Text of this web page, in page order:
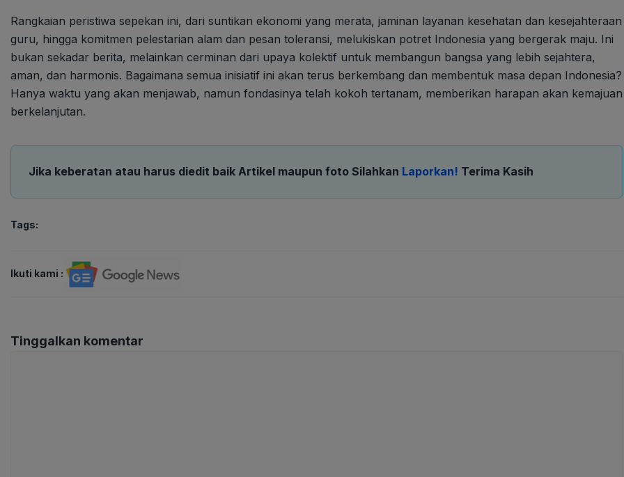
Rangkaian peristiwa sepekan ini, dari suntikan ekonomi yang merata, jaminan layanan kesehatan dan kesejahteraan
guru, hingga komitmen pelestarian alam dan pesan toleransi, melukiskan potret Indonesia yang bergerak maju. Ini
bukan sekadar berita, melainkan cerminan dari upaya kolektif untuk membangun bangsa yang lebih sejahtera,
aman, dan harmonis. Bagaimana semua inisiatif ini akan terus berkembang dan membentuk masa depan Indonesia?
Hanya waktu yang akan menjawab, namun fondasinya telah kokoh tertanam, memberikan harapan akan kemajuan
berkelanjutan.
Jika keberatan atau harus diedit baik Artikel maupun foto Silahkan Laporkan! Terima Kasih
Tags:
Ikuti kami :
Tinggalkan komentar